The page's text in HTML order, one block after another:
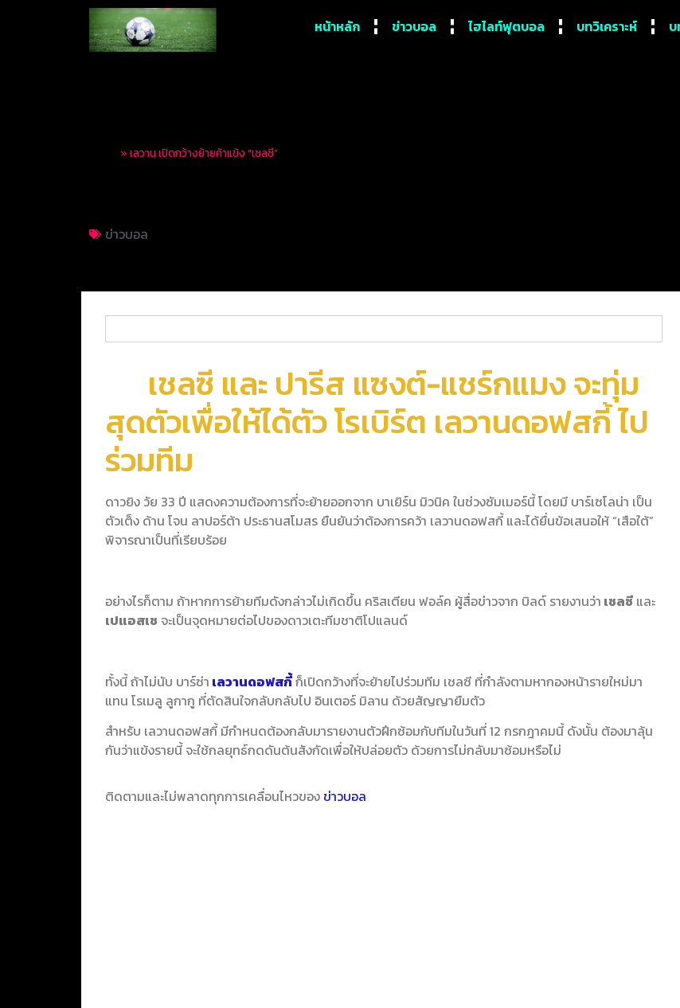
หน้าหลัก ข่าวบอล ไฮไลท์ฟุตบอล บทวิเคราะห์
» เลวาน เปิดกว้างย้ายค้าแข้ง “เชลซี”
ข่าวบอล
เชลซี และ ปารีส แซงต์-แชร์กแมง จะทุ่ม
สุดตัวเพื่อให้ได้ตัว โรเบิร์ต เลวานดอฟสกี้ ไป
ร่วมทีม
ดาวยิง วัย 33 ปี แสดงความต้องการที่จะย้ายออกจาก บาเยิร์น มิวนิค ในช่วงซัมเมอร์นี้ โดยมี บาร์เซโลน่า เป็น
ตัวเต็ง ด้าน โจน ลาปอร์ต้า ประธานสโมสร ยืนยันว่าต้องการคว้า เลวานดอฟสกี้ และได้ยื่นข้อเสนอให้ “เสือใต้”
พิจารณาเป็นที่เรียบร้อย
อย่างไรก็ตาม ถ้าหากการย้ายทีมดังกล่าวไม่เกิดขึ้น คริสเตียน ฟอล์ค ผู้สื่อข่าวจาก บิลด์ รายงานว่า เชลซี และ
เปแอสเช จะเป็นจุดหมายต่อไปของดาวเตะทีมชาติโปแลนด์
ทั้งนี้ ถ้าไม่นับ บาร์ซ่า เลวานดอฟสกี้ก็เปิดกว้างที่จะย้ายไปร่วมทีม เชลซี ที่กำลังตามหากองหน้ารายใหม่มา
แทน โรเมลู ลูกากู ที่ตัดสินใจกลับกลับไป อินเตอร์ มิลาน ด้วยสัญญายืมตัว
สำหรับ เลวานดอฟสกี้ มีกำหนดต้องกลับมารายงานตัวฝึกซ้อมกับทีมในวันที่ 12 กรกฎาคมนี้ ดังนั้น ต้องมาลุ้น
กันว่าแข้งรายนี้ จะใช้กลยุทธ์กดดันต้นสังกัดเพื่อให้ปล่อยตัว ด้วยการไม่กลับมาซ้อมหรือไม่
ติดตามและไม่พลาดทุกการเคลื่อนไหวของ ข่าวบอล